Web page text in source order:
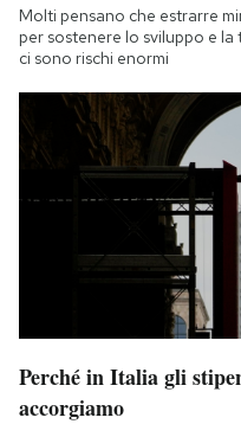
Molti pensano che estrarre
per sostenere lo sviluppo e
ci sono rischi enormi
Perché in Italia gli
accorgiamo